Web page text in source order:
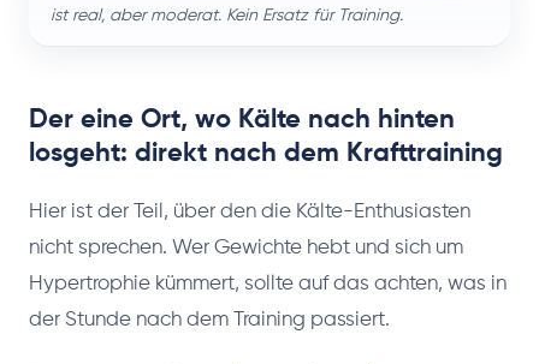
ist real, aber moderat. Kein Ersatz für Training.
Der eine Ort, wo Kälte nach hinten
losgeht: direkt nach dem Krafttraining
Hier ist der Teil, über den die Kälte-Enthusiasten
nicht sprechen. Wer Gewichte hebt und sich um
Hypertrophie kümmert, sollte auf das achten, was in
der Stunde nach dem Training passiert.